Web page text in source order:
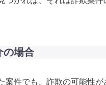
の場合
案件でも、詐欺の可能性が